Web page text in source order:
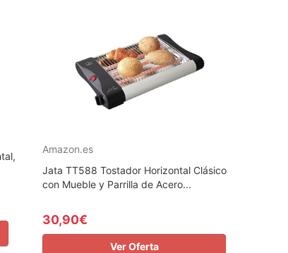
Amazon.es
Jata TT588 Tostador Horizontal Clásico
con Mueble y Parrilla de Acero...
30,90€
Ver Oferta